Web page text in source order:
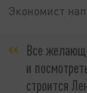
Экономист
Все
и
строится